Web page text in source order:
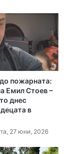
пожарната:
Емил Стоев –
днес
в
27 юни, 2026